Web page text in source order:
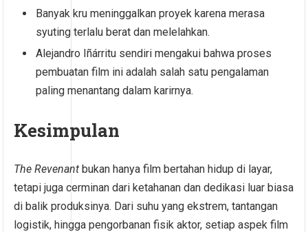
Banyak kru meninggalkan proyek karena merasa
syuting terlalu berat dan melelahkan.
Alejandro Iñárritu sendiri mengakui bahwa proses
pembuatan film ini adalah salah satu pengalaman
paling menantang dalam karirnya.
Kesimpulan
The Revenant bukan hanya film bertahan hidup di layar,
tetapi juga cerminan dari ketahanan dan dedikasi luar biasa
di balik produksinya. Dari suhu yang ekstrem, tantangan
logistik, hingga pengorbanan fisik aktor, setiap aspek film